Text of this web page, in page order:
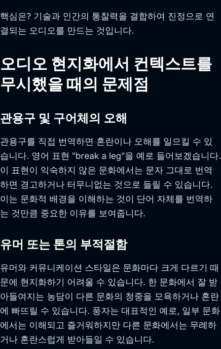
핵심은? 기술과 인간의 통찰력을 결합하여 진정으로 연
결되는 오디오를 만드는 것입니다.
오디오 현지화에서 컨텍스트를
무시했을 때의 문제점
관용구 및 구어체의 오해
관용구를 직접 번역하면 혼란이나 오해를 일으킬 수 있
습니다. 영어 표현 "break a leg"을 예로 들어보겠습니다.
이 표현이 익숙하지 않은 문화에서는 문자 그대로 번역
하면 경고하거나 터무니없는 것으로 들릴 수 있습니다.
이는 문화적 배경을 이해하는 것이 단어 자체를 번역하
는 것만큼 중요한 이유를 보여줍니다.
유머 또는 톤의 부적절함
유머와 커뮤니케이션 스타일은 문화마다 크게 다르기 때
문에 현지화하기 어려울 수 있습니다. 한 문화에서 잘 받
아들여지는 농담이 다른 문화의 청중을 모욕하거나 혼란
에 빠뜨릴 수 있습니다. 풍자는 대표적인 예로, 일부 문화
에서는 이해되고 즐거워하지만 다른 문화에서는 무례하
거나 혼란스럽게 받아들일 수 있습니다.